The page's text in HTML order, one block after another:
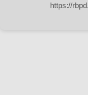
https://